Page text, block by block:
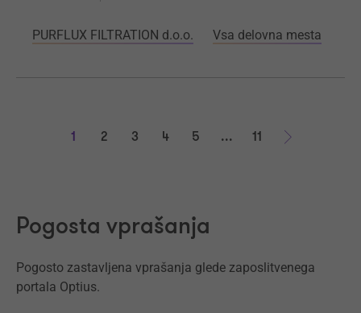
PURFLUX FILTRATION d.o.o. Vsa delovna mesta
1 2 3 4 5 ...
11
Pogosta vprašanja
Pogosto zastavljena vprašanja glede zaposlitvenega
portala Optius.